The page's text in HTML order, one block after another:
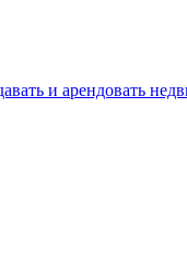
и арендовать